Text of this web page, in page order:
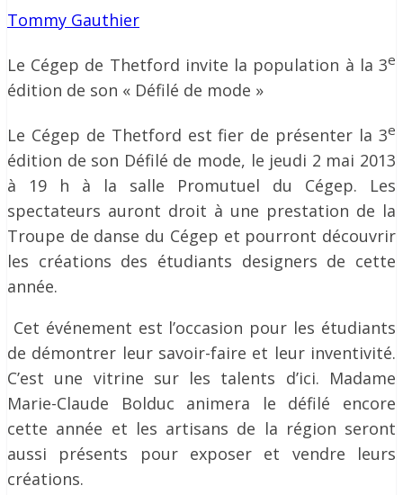
Tommy Gauthier
Le Cégep de Thetford invite la population à la 3e
édition de son « Défilé de mode »
Le Cégep de Thetford est fier de présenter la 3e
édition de son Défilé de mode, le jeudi 2 mai 2013
à 19 h à la salle Promutuel du Cégep. Les
spectateurs auront droit à une prestation de la
Troupe de danse du Cégep et pourront découvrir
les créations des étudiants designers de cette
année.
Cet événement est l’occasion pour les étudiants
de démontrer leur savoir-faire et leur inventivité.
C’est une vitrine sur les talents d’ici. Madame
Marie-Claude Bolduc animera le défilé encore
cette année et les artisans de la région seront
aussi présents pour exposer et vendre leurs
créations.